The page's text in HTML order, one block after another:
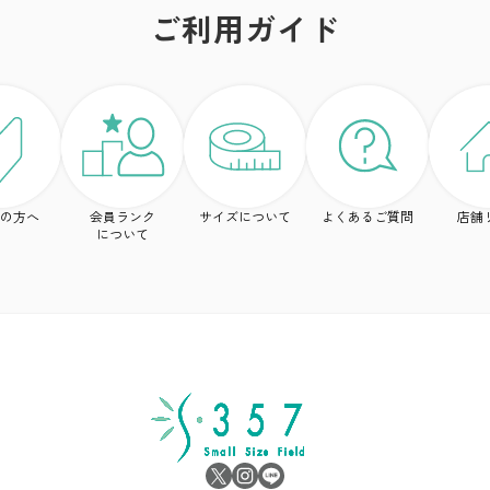
ご利用ガイド
方へ
会員ランク
について
サイズについて よくあるご質問 店舗